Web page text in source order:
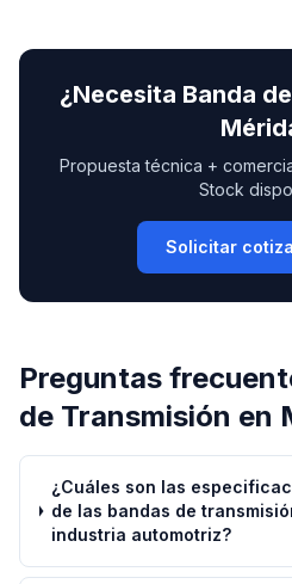
¿Necesita Banda
Propuesta técnica +
Stock
Solicitar
Preguntas
de Transmisión en
¿Cuáles son las
de las bandas de
industria automotriz?